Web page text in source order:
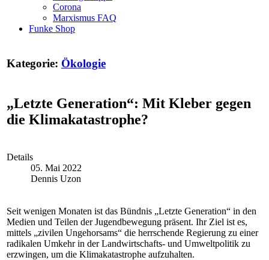
Corona
Marxismus FAQ
Funke Shop
Kategorie: Ökologie
„Letzte Generation“: Mit Kleber gegen
die Klimakatastrophe?
Details
05. Mai 2022
Dennis Uzon
Seit wenigen Monaten ist das Bündnis „Letzte Generation“ in den
Medien und Teilen der Jugendbewegung präsent. Ihr Ziel ist es,
mittels „zivilen Ungehorsams“ die herrschende Regierung zu einer
radikalen Umkehr in der Landwirtschafts- und Umweltpolitik zu
erzwingen, um die Klimakatastrophe aufzuhalten.